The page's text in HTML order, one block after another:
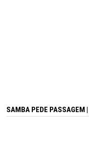
SAMBA PEDE PASSAGEM